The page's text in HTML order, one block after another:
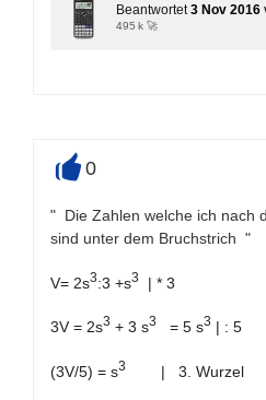
Beantwortet 3 Nov 2016
495 k 🚀
0
" Die Zahlen welche ich nach
sind unter dem Bruchstrich "
V= 2s3:3 +s3 | * 3
3V = 2s3 + 3 s3 = 5 s3 | : 5
(3V/5) = s3 | 3. Wurzel